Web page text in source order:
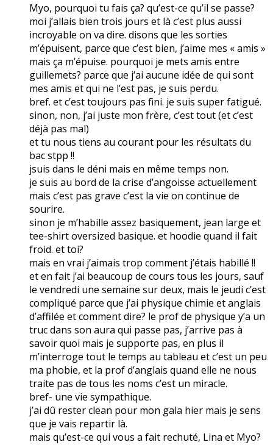
Myo, pourquoi tu fais ça? qu’est-ce qu’il se passe?
moi j’allais bien trois jours et là c’est plus aussi
incroyable on va dire. disons que les sorties
m’épuisent, parce que c’est bien, j’aime mes « amis »
mais ça m’épuise. pourquoi je mets amis entre
guillemets? parce que j’ai aucune idée de qui sont
mes amis et qui ne l’est pas, je suis perdu.
bref. et c’est toujours pas fini. je suis super fatigué.
sinon, non, j’ai juste mon frère, c’est tout (et c’est
déjà pas mal)
et tu nous tiens au courant pour les résultats du
bac stpp !!
jsuis dans le déni mais en même temps non.
je suis au bord de la crise d’angoisse actuellement
mais c’est pas grave c’est la vie on continue de
sourire.
sinon je m’habille assez basiquement, jean large et
tee-shirt oversized basique. et hoodie quand il fait
froid. et toi?
mais en vrai j’aimais trop comment j’étais habillé !!
et en fait j’ai beaucoup de cours tous les jours, sauf
le vendredi une semaine sur deux, mais le jeudi c’est
compliqué parce que j’ai physique chimie et anglais
d’affilée et comment dire? le prof de physique y’a un
truc dans son aura qui passe pas, j’arrive pas à
savoir quoi mais je supporte pas, en plus il
m’interroge tout le temps au tableau et c’est un peu
ma phobie, et la prof d’anglais quand elle ne nous
traite pas de tous les noms c’est un miracle.
bref- une vie sympathique.
j’ai dû rester clean pour mon gala hier mais je sens
que je vais repartir là.
mais qu’est-ce qui vous a fait rechuté, Lina et Myo?